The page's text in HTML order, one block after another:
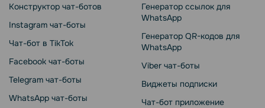
Конструктор чат-ботов
Instagram чат-боты
Чат-бот в TikTok
Facebook чат-боты
Telegram чат-боты
WhatsApp чат-боты
Генератор ссылок для
WhatsApp
Генератор QR-кодов для
WhatsApp
Viber чат-боты
Виджеты подписки
Чат-бот приложение